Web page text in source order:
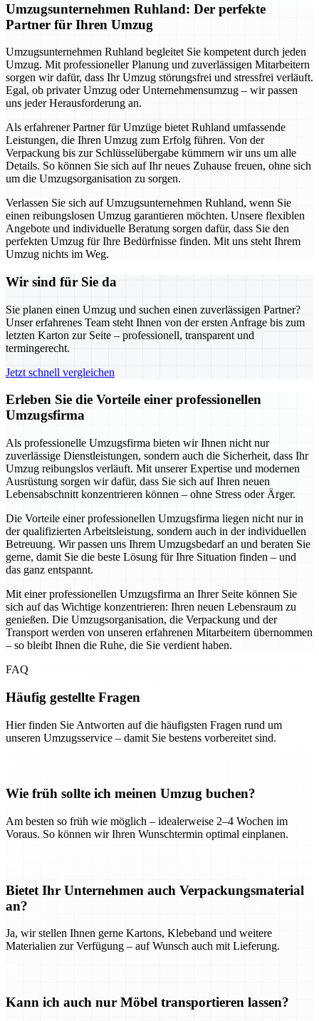
Umzugsunternehmen Ruhland: Der perfekte
Partner für Ihren Umzug
Umzugsunternehmen Ruhland begleitet Sie kompetent durch jeden
Umzug. Mit professioneller Planung und zuverlässigen Mitarbeitern
sorgen wir dafür, dass Ihr Umzug störungsfrei und stressfrei verläuft.
Egal, ob privater Umzug oder Unternehmensumzug – wir passen
uns jeder Herausforderung an.
Als erfahrener Partner für Umzüge bietet Ruhland umfassende
Leistungen, die Ihren Umzug zum Erfolg führen. Von der
Verpackung bis zur Schlüsselübergabe kümmern wir uns um alle
Details. So können Sie sich auf Ihr neues Zuhause freuen, ohne sich
um die Umzugsorganisation zu sorgen.
Verlassen Sie sich auf Umzugsunternehmen Ruhland, wenn Sie
einen reibungslosen Umzug garantieren möchten. Unsere flexiblen
Angebote und individuelle Beratung sorgen dafür, dass Sie den
perfekten Umzug für Ihre Bedürfnisse finden. Mit uns steht Ihrem
Umzug nichts im Weg.
Wir sind für Sie da
Sie planen einen Umzug und suchen einen zuverlässigen Partner?
Unser erfahrenes Team steht Ihnen von der ersten Anfrage bis zum
letzten Karton zur Seite – professionell, transparent und
termingerecht.
Jetzt schnell vergleichen
Erleben Sie die Vorteile einer professionellen
Umzugsfirma
Als professionelle Umzugsfirma bieten wir Ihnen nicht nur
zuverlässige Dienstleistungen, sondern auch die Sicherheit, dass Ihr
Umzug reibungslos verläuft. Mit unserer Expertise und modernen
Ausrüstung sorgen wir dafür, dass Sie sich auf Ihren neuen
Lebensabschnitt konzentrieren können – ohne Stress oder Ärger.
Die Vorteile einer professionellen Umzugsfirma liegen nicht nur in
der qualifizierten Arbeitsleistung, sondern auch in der individuellen
Betreuung. Wir passen uns Ihrem Umzugsbedarf an und beraten Sie
gerne, damit Sie die beste Lösung für Ihre Situation finden – und
das ganz entspannt.
Mit einer professionellen Umzugsfirma an Ihrer Seite können Sie
sich auf das Wichtige konzentrieren: Ihren neuen Lebensraum zu
genießen. Die Umzugsorganisation, die Verpackung und der
Transport werden von unseren erfahrenen Mitarbeitern übernommen
– so bleibt Ihnen die Ruhe, die Sie verdient haben.
FAQ
Häufig gestellte Fragen
Hier finden Sie Antworten auf die häufigsten Fragen rund um
unseren Umzugsservice – damit Sie bestens vorbereitet sind.
Wie früh sollte ich meinen Umzug buchen?
Am besten so früh wie möglich – idealerweise 2–4 Wochen im
Voraus. So können wir Ihren Wunschtermin optimal einplanen.
Bietet Ihr Unternehmen auch Verpackungsmaterial
an?
Ja, wir stellen Ihnen gerne Kartons, Klebeband und weitere
Materialien zur Verfügung – auf Wunsch auch mit Lieferung.
Kann ich auch nur Möbel transportieren lassen?